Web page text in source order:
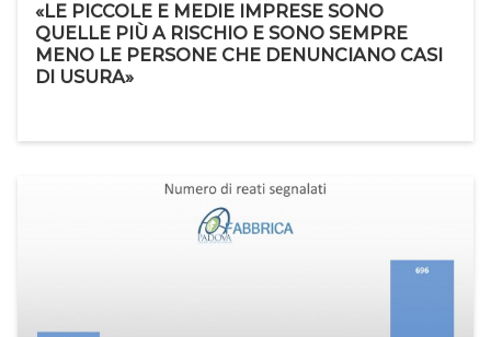
«LE PICCOLE E MEDIE IMPRESE SONO
QUELLE PIÙ A RISCHIO E SONO SEMPRE
MENO LE PERSONE CHE DENUNCIANO CASI
DI USURA»